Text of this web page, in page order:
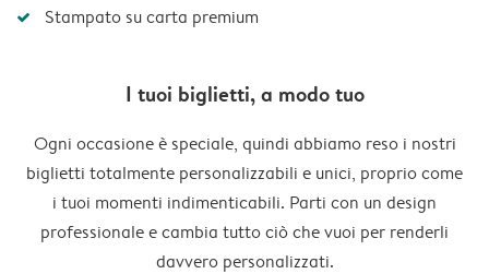
Stampato su carta premium
I tuoi biglietti, a modo tuo
Ogni occasione è speciale, quindi abbiamo reso i nostri
biglietti totalmente personalizzabili e unici, proprio come
i tuoi momenti indimenticabili. Parti con un design
professionale e cambia tutto ciò che vuoi per renderli
davvero personalizzati.